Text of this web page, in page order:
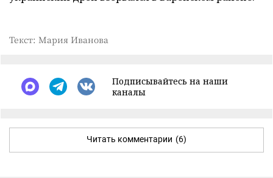
Текст: Мария Иванова
Подписывайтесь на наши
каналы
Читать комментарии (6)